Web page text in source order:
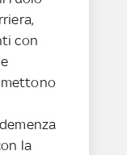
con
la